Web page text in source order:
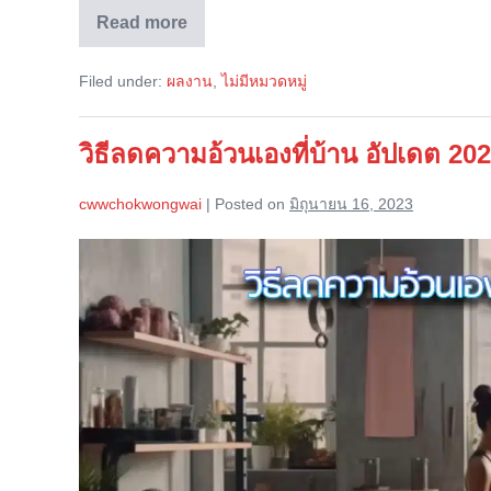
Read more
จัด
ส่ง
วิ่ง
ZIVA
รุ่น
Filed under: ผลงาน,ไม่มีหมวดหมู่
วิธีลดความอ้วนเองที่บ้าน อัปเดต
cwwchokwongwai | Posted on มิถุนายน 16, 2023
ความ
อ้วน
ที่
บ้าน
อัปเดต